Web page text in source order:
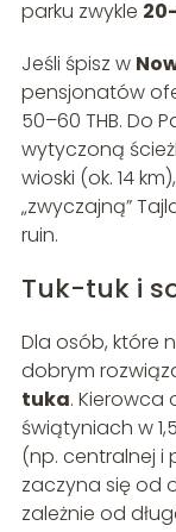
parku zwykle
Jeśli śpisz w
pensjonatów
50–60 THB. Do
wytyczoną
wioski (ok. 14
„zwyczajną”
ruin.
Tuk-tuk i
Dla osób, które
dobrym
tuka. Kierowca
świątyniach w
(np. centralnej i
zaczyna się od
zależnie od